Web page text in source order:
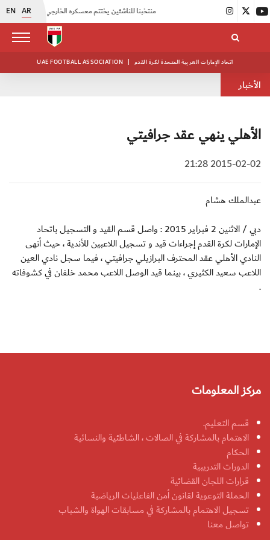
EN AR اتحاد الكرة يُنظم ورشة عمل للمراقبين المعتمدين
UAE FOOTBALL ASSOCIATION | اتحاد الإمارات العربية المتحدة لكرة القدم
الأخبار
الأهلي ينهي عقد جرافيتي
2015-02-02 21:28
عبدالملك هشام
دبي / الاثنين 2 فبراير 2015 : واصل قسم القيد و التسجيل باتحاد
الإمارات لكرة القدم إجراءات قيد و تسجيل اللاعبين للأندية ، حيث أنهى
النادي الأهلي عقد المحترف البرازيلي جرافيتي ، فيما سجل نادي العين
اللاعب سعيد الكثيري ، بينما قيد الوصل اللاعب محمد خلفان في كشوفاته
.
مركز المعلومات
قسم التعليم.
الاهتمام بالمشاركة في الصالات ، الشاطئية والنسائية
الحكام
الدورات التدريبية
قرارات اللجان القضائية
الحملة التوعوية لقانون أمن الفاعليات الرياضية
تسجيل الاهتمام بالمشاركة في مسابقات الهواة والشباب
تواصل معنا